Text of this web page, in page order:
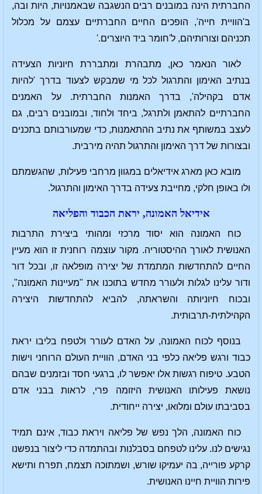
החברתית הינה במובנים רבים הנשגבה שבאמנויות, היות ובה,
ב'הוויית חייה', הופכים החיים החברתיים עצמם על מכלול
תכניהם וצורותיהם, ל'חומר ביד היוצרים.'
לאור הנאמר כאן, מתבהרת ומתבררת חיוניות הצעידה
בנתיב האימון והתרגול לכל מי שמבקש לצעוד בדרך 'להיות
אדם בקהילה', בדרך האמנות החברתית. על האמנים
החברתיים להתאמן ולתרגל, ביחד ולחוד, ובמובנים רבים, גם
לעצב במשותף את נתיב ההתאמנות, כדי שמעורבותם בתכנים
ובצורות של דרך האימון והתרגול תהיה מירבית.
מובא כאן מארג אידיאלים במגוון מרחבי פעילות, שהגשמתם
ולו באופן חלקי, מחייבת צעידה בדרך האימון והתרגול.
אידיאל האמונה, יראת הכבוד והפליאה
כוח האמונה הוא יסוד מרכזי ומהותי ביצירת התרבות
האנושית לאורך ההיסטוריה. מקור עוצמה רוחנית זו הוא מעיין
החיים להתחדשות המתמדת של יצירה מופלאה זו, ובכל דור
ודור עלינו לגלות ולעורר מחדש בתוכנו את "מעיינות האמונה",
ובכוח חיוניותה והשראתה, להביא להתחדשות היצירה
הקהילתית-תרבותית.
בנוסף לכוח האמונה, על האדם לעורר ולטפח בליבו יראת
כבוד ורגש פליאה כלפי בני האדם, הוויית העולם הרוחני וישות
הטבע. טיפוח רגשות אלו יאפשר לו, ברגעי חסד ובזמנים שבהם
נושאת פעילותו האנושית היזומה פרי, לראות בבני אדם
בסביבתו עולם ומלואו, יצירה ייחודית.
כוח האמונה, הלך נפש של פליאה ויראת כבוד, אינם תמיד
נגישים לנו. עלינו לטפחם בסבלנות ובהתמדה כדי ליצור בנפשנו
קרקע פורייה, בה יעמיקו שורש, ושמתוכה תצמח, תפרח ותישא
פירות הוויית חיינו האנושית.